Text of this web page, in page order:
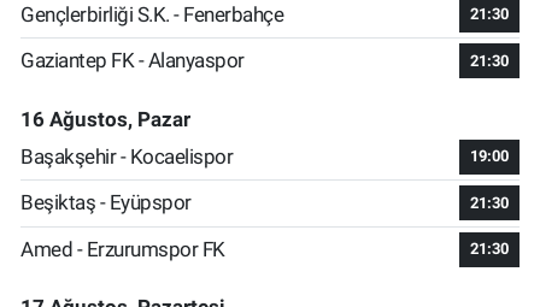
Gençlerbirliği S.K. - Fenerbahçe 21:30
Gaziantep FK - Alanyaspor 21:30
16 Ağustos, Pazar
Başakşehir - Kocaelispor
19:00
Beşiktaş - Eyüpspor 21:30
Amed - Erzurumspor FK 21:30